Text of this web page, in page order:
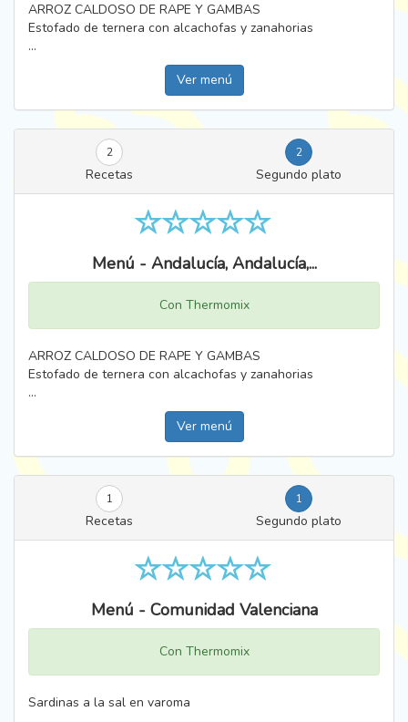
ARROZ CALDOSO DE RAPE Y GAMBAS
Estofado de ternera con alcachofas y zanahorias
...
Ver menú
2 2
Recetas Segundo plato
Menú - Andalucía, Andalucía,...
Con Thermomix
ARROZ CALDOSO DE RAPE Y GAMBAS
Estofado de ternera con alcachofas y zanahorias
...
Ver menú
1 1
Recetas Segundo plato
Menú - Comunidad Valenciana
Con Thermomix
Sardinas a la sal en varoma